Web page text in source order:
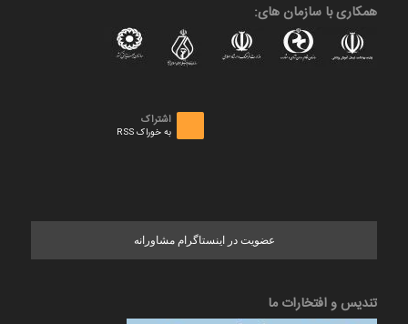
همکاری با سازمان های:
اشتراک
به خوراک RSS
عضویت در اینستاگرام مشاورانه
تندیس و افتخارات ما